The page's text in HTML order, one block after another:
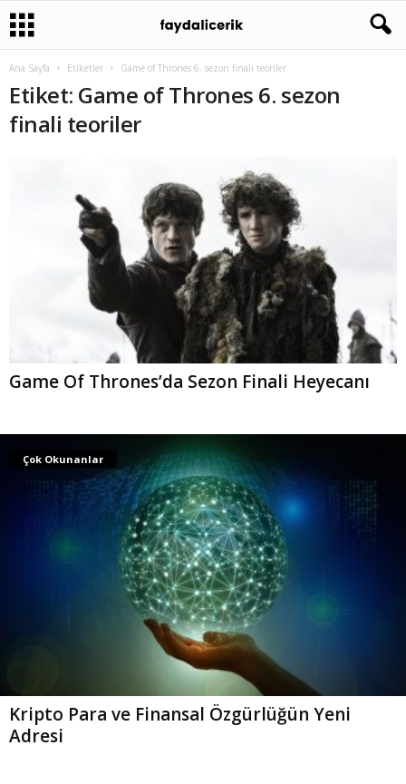
Ana Sayfa Etiketler Game of Thrones 6. sezon finali teoriler
Etiket: Game of Thrones 6. sezon
finali teoriler
Game Of Thrones’da Sezon Finali Heyecanı
Çok Okunanlar
Kripto Para ve Finansal Özgürlüğün Yeni
Adresi